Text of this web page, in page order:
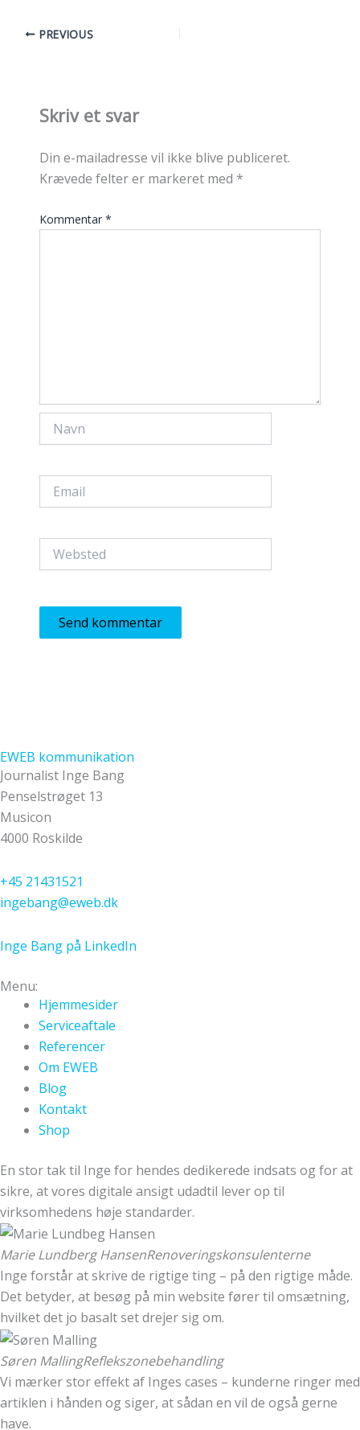
PREVIOUS
Skriv et svar
Din e-mailadresse vil ikke blive publiceret.
Krævede felter er markeret med *
Kommentar *
EWEB kommunikation
Journalist Inge Bang
Penselstrøget 13
Musicon
4000 Roskilde
+45 21431521
ingebang@eweb.dk
Inge Bang på LinkedIn
Menu:
Hjemmesider
Serviceaftale
Referencer
Om EWEB
Blog
Kontakt
Shop
En stor tak til Inge for hendes dedikerede indsats og for at
sikre, at vores digitale ansigt udadtil lever op til
virksomhedens høje standarder.
Marie Lundberg HansenRenoveringskonsulenterne
Inge forstår at skrive de rigtige ting – på den rigtige måde.
Det betyder, at besøg på min website fører til omsætning,
hvilket det jo basalt set drejer sig om.
Søren MallingReflekszonebehandling
Vi mærker stor effekt af Inges cases – kunderne ringer med
artiklen i hånden og siger, at sådan en vil de også gerne
have.